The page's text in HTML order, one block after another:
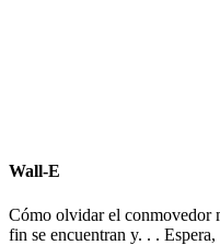
Wall-E
Cómo olvidar el conmovedor
fin se encuentran y. . . Espera,